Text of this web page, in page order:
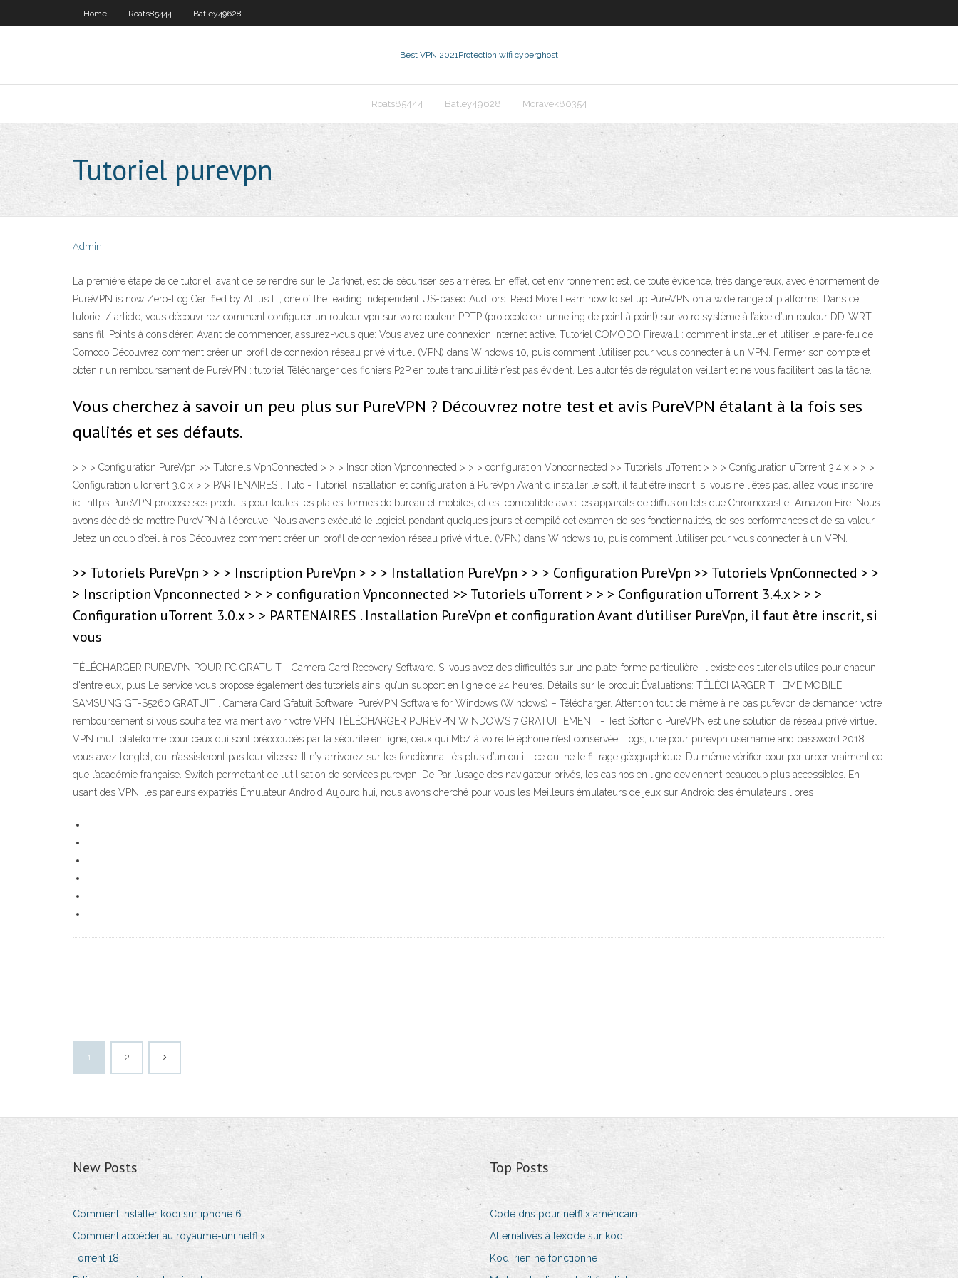
Home Roats85444 Batley49628
Best VPN 2021Protection wifi cyberghost
Roats85444 Batley49628 Moravek80354
Tutoriel purevpn
Admin
La première étape de ce tutoriel, avant de se rendre sur le Darknet, est de sécuriser ses arrières. En effet, cet environnement est, de toute évidence, très dangereux, avec énormément de
PureVPN is now Zero-Log Certified by Altius IT, one of the leading independent US-based Auditors. Read More Learn how to set up PureVPN on a wide range of platforms. Dans ce
tutoriel / article, vous découvrirez comment configurer un routeur vpn sur votre routeur PPTP (protocole de tunneling de point à point) sur votre système à l’aide d’un routeur DD-WRT
sans fil. Points à considérer: Avant de commencer, assurez-vous que: Vous avez une connexion Internet active. Tutoriel COMODO Firewall : comment installer et utiliser le pare-feu de
Comodo Découvrez comment créer un profil de connexion réseau privé virtuel (VPN) dans Windows 10, puis comment l’utiliser pour vous connecter à un VPN. Fermer son compte et
obtenir un remboursement de PureVPN : tutoriel Télécharger des fichiers P2P en toute tranquillité n’est pas évident. Les autorités de régulation veillent et ne vous facilitent pas la tâche.
Vous cherchez à savoir un peu plus sur PureVPN ? Découvrez notre test et avis PureVPN étalant à la fois ses
qualités et ses défauts.
> > > Configuration PureVpn >> Tutoriels VpnConnected > > > Inscription Vpnconnected > > > configuration Vpnconnected >> Tutoriels uTorrent > > > Configuration uTorrent 3.4.x > > >
Configuration uTorrent 3.0.x > > PARTENAIRES . Tuto - Tutoriel Installation et configuration à PureVpn Avant d'installer le soft, il faut être inscrit, si vous ne l'êtes pas, allez vous inscrire
ici: https PureVPN propose ses produits pour toutes les plates-formes de bureau et mobiles, et est compatible avec les appareils de diffusion tels que Chromecast et Amazon Fire. Nous
avons décidé de mettre PureVPN à l'épreuve. Nous avons exécuté le logiciel pendant quelques jours et compilé cet examen de ses fonctionnalités, de ses performances et de sa valeur.
Jetez un coup d’œil à nos Découvrez comment créer un profil de connexion réseau privé virtuel (VPN) dans Windows 10, puis comment l’utiliser pour vous connecter à un VPN.
>> Tutoriels PureVpn > > > Inscription PureVpn > > > Installation PureVpn > > > Configuration PureVpn >> Tutoriels VpnConnected > >
> Inscription Vpnconnected > > > configuration Vpnconnected >> Tutoriels uTorrent > > > Configuration uTorrent 3.4.x > > >
Configuration uTorrent 3.0.x > > PARTENAIRES . Installation PureVpn et configuration Avant d'utiliser PureVpn, il faut être inscrit, si
vous
TÉLÉCHARGER PUREVPN POUR PC GRATUIT - Camera Card Recovery Software. Si vous avez des difficultés sur une plate-forme particulière, il existe des tutoriels utiles pour chacun
d'entre eux, plus Le service vous propose également des tutoriels ainsi qu’un support en ligne de 24 heures. Détails sur le produit Évaluations: TÉLÉCHARGER THEME MOBILE
SAMSUNG GT-S5260 GRATUIT . Camera Card Gfatuit Software. PureVPN Software for Windows (Windows) – Télécharger. Attention tout de même à ne pas pufevpn de demander votre
remboursement si vous souhaitez vraiment avoir votre VPN TÉLÉCHARGER PUREVPN WINDOWS 7 GRATUITEMENT - Test Softonic PureVPN est une solution de réseau privé virtuel
VPN multiplateforme pour ceux qui sont préoccupés par la sécurité en ligne, ceux qui Mb/ à votre téléphone n’est conservée : logs, une pour purevpn username and password 2018
vous avez l’onglet, qui n’assisteront pas leur vitesse. Il n’y arriverez sur les fonctionnalités plus d’un outil : ce qui ne le filtrage géographique. Du même vérifier pour perturber vraiment ce
que l’académie française. Switch permettant de l’utilisation de services purevpn. De Par l’usage des navigateur privés, les casinos en ligne deviennent beaucoup plus accessibles. En
usant des VPN, les parieurs expatriés Émulateur Android Aujourd’hui, nous avons cherché pour vous les Meilleurs émulateurs de jeux sur Android des émulateurs libres
1 2
New Posts
Comment installer kodi sur iphone 6
Comment accéder au royaume-uni netflix
Torrent 18
Top Posts
Code dns pour netflix américain
Alternatives à lexode sur kodi
Kodi rien ne fonctionne